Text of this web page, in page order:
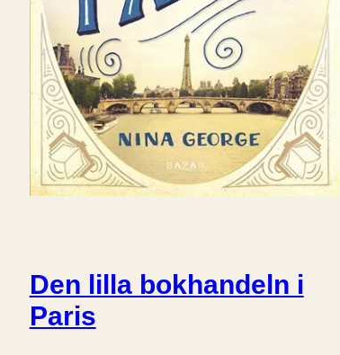
Den lilla bokhandeln i
Paris